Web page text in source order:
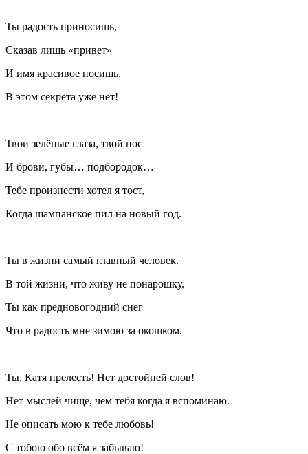
Ты радость приносишь,
Сказав лишь «привет»
И имя красивое носишь.
В этом секрета уже нет!
Твои зелёные глаза, твой нос
И брови, губы… подбородок…
Тебе произнести хотел я тост,
Когда шампанское пил на новый год.
Ты в жизни самый главный человек.
В той жизни, что живу не понарошку.
Ты как предновогодний снег
Что в радость мне зимою за окошком.
Ты, Катя прелесть! Нет достойней слов!
Нет мыслей чище, чем тебя когда я вспоминаю.
Не описать мою к тебе любовь!
С тобою обо всём я забываю!